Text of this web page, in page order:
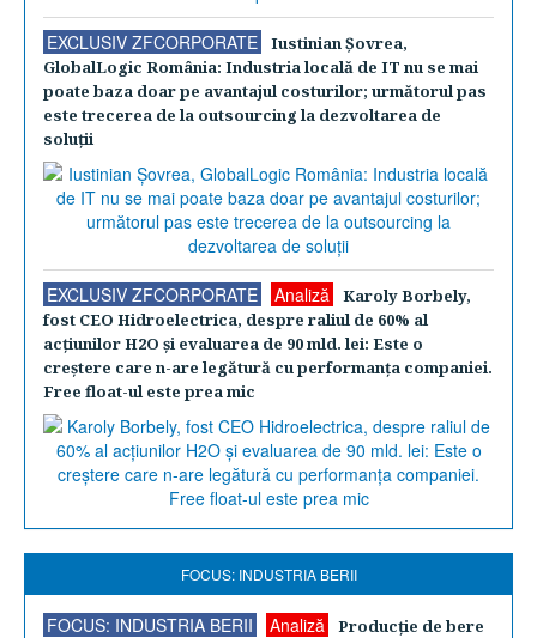
EXCLUSIV ZFCORPORATE
Iustinian Şovrea,
GlobalLogic România: Industria locală de IT nu se mai
poate baza doar pe avantajul costurilor; următorul pas
este trecerea de la outsourcing la dezvoltarea de
soluţii
EXCLUSIV ZFCORPORATE Analiză
Karoly Borbely,
fost CEO Hidroelectrica, despre raliul de 60% al
acţiunilor H2O şi evaluarea de 90 mld. lei: Este o
creştere care n-are legătură cu performanţa companiei.
Free float-ul este prea mic
FOCUS: INDUSTRIA BERII
FOCUS: INDUSTRIA BERII Analiză
Producţie de bere